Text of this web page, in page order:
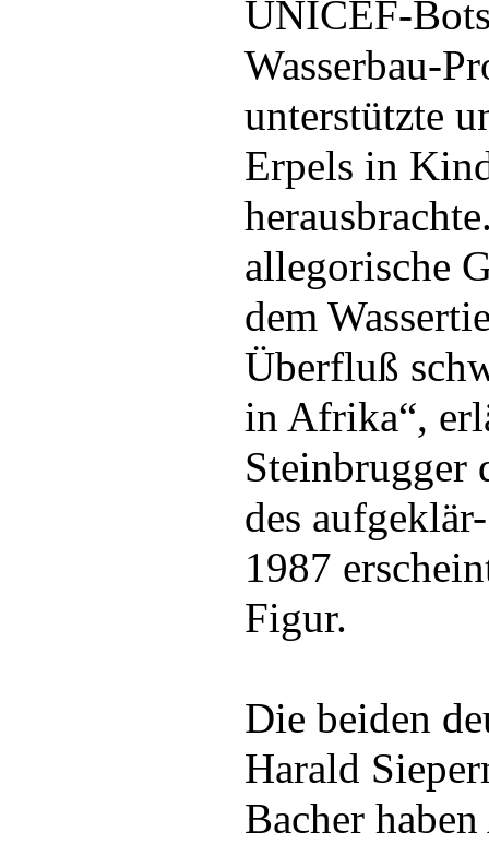
UNICEF-
Wasserbau-
unterstützte
Erpels in
allegorische
dem
Überfluß
in Afrika“,
Steinbrugger
des
1987
Figur.
Die beiden
Harald
Bacher